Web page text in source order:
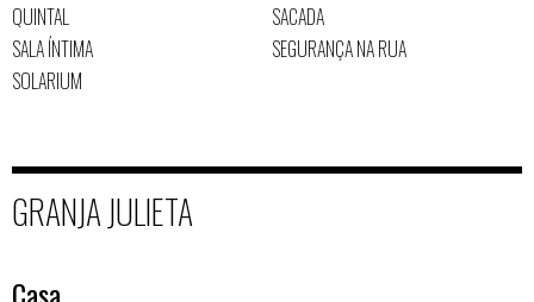
QUINTAL
SACADA
SALA ÍNTIMA
SEGURANÇA NA RUA
SOLARIUM
GRANJA JULIETA